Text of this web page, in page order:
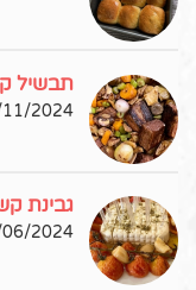
תבשיל
2024
גבינת
2024